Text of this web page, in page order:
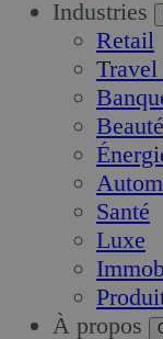
Industries
Retail
Beauté
Santé
Luxe
À propos